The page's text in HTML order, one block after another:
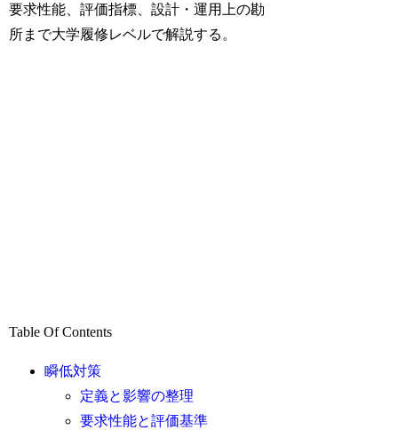
要求性能、評価指標、設計・運用上の勘
所まで大学履修レベルで解説する。
Table Of Contents
瞬低対策
定義と影響の整理
要求性能と評価基準